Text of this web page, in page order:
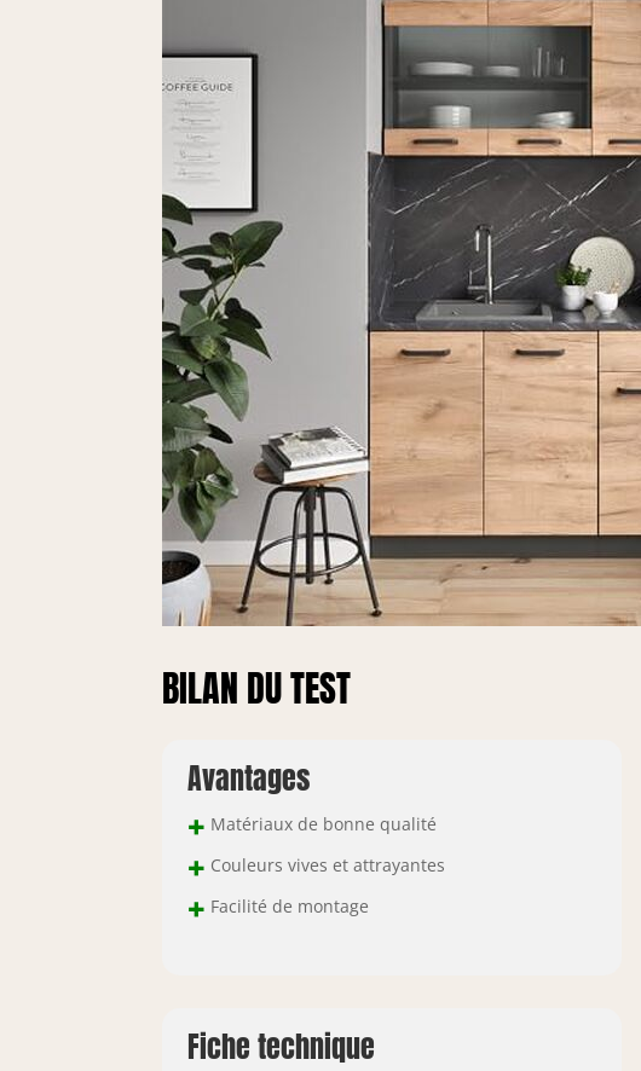
BILAN DU TEST
Avantages
+ Matériaux de bonne qualité
+ Couleurs vives et attrayantes
+ Facilité de montage
Fiche technique